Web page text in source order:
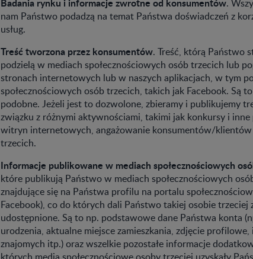
Badania rynku i informacje zwrotne od konsumentów.
nam Państwo podadzą na temat Państwa doświadczeń z
usług.
Treść tworzona przez konsumentów. Treść, którą Państwo
podzielą w mediach społecznościowych osób trzecich lub
stronach internetowych lub w naszych aplikacjach, w tym
społecznościowych osób trzecich, takich jak Facebook. Są
podobne. Jeżeli jest to dozwolone, zbieramy i publikujemy
związku z różnymi aktywnościami, takimi jak konkursy i
witryn internetowych, angażowanie konsumentów/klientów
trzecich.
Informacje publikowane w mediach społecznościowych
które publikują Państwo w mediach społecznościowych
znajdujące się na Państwa profilu na portalu
Facebook), co do których dali Państwo takiej osobie trzeciej
udostępnione. Są to np. podstawowe dane Państwa konta
urodzenia, aktualne miejsce zamieszkania, zdjęcie
znajomych itp.) oraz wszelkie pozostałe informacje